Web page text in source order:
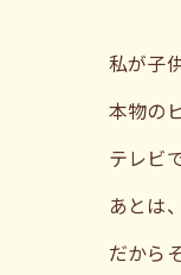
私が子
本物の
テレビ
あとは
だから